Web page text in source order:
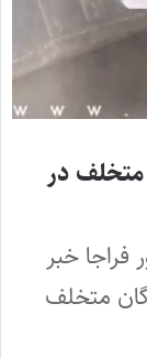
متخلف در
فراجا خبر
متخلف